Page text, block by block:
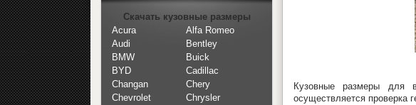
Кузовные размеры для
осуществляется проверка
Скачать кузовные размеры
Acura
Alfa Romeo
Audi
Bentley
BMW
Buick
BYD
Cadillac
Changan
Chery
Chevrolet
Chrysler